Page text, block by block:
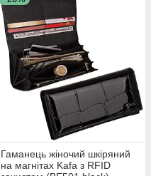
Гаманець жіночий шкіряний
на магнітах Kafa з RFID